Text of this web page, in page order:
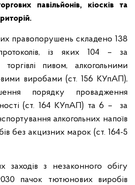
павільйонів, кіосків та
правопорушень складено 138
із яких 104 – за
пивом, алкогольними
виробами (ст. 156 КУпАП),
порядку провадження
(ст. 164 КУпАП) та 6 – за
алкогольних напоїв
без акцизних марок (ст. 164-5
заходів з незаконного обігу
пачок тютюнових виробів